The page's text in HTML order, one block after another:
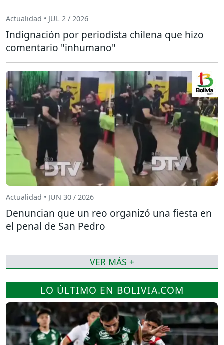
LO ÚLTIMO EN BOLIVIA.COM
Actualidad • JUL 2 / 2026
Indignación por periodista chilena que hizo
comentario "inhumano"
Actualidad • JUN 30 / 2026
Denuncian que un reo organizó una fiesta en
el penal de San Pedro
VER MÁS +